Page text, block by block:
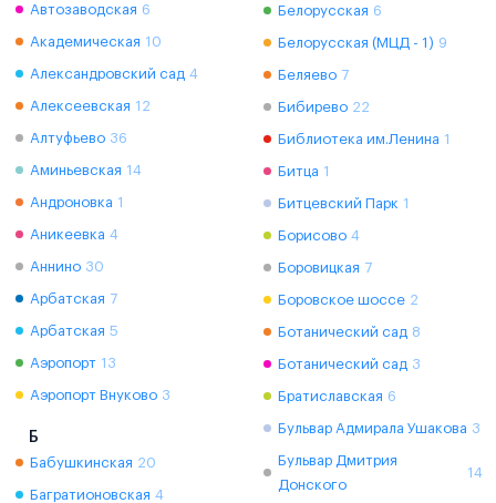
Автозаводская 6
Академическая 10
Александровский сад 4
Алексеевская 12
Алтуфьево 36
Аминьевская 14
Андроновка 1
Аникеевка 4
Аннино 30
Арбатская 7
Арбатская 5
Аэропорт 13
Аэропорт Внуково 3
Б
Бабушкинская 20
Багратионовская 4
Белорусская 6
Белорусская (МЦД - 1) 9
Беляево 7
Бибирево 22
Библиотека им.Ленина 1
Битца 1
Битцевский Парк 1
Борисово 4
Боровицкая 7
Боровское шоссе 2
Ботанический сад 8
Ботанический сад 3
Братиславская 6
Бульвар Адмирала Ушакова 3
Бульвар Дмитрия
Донского
14